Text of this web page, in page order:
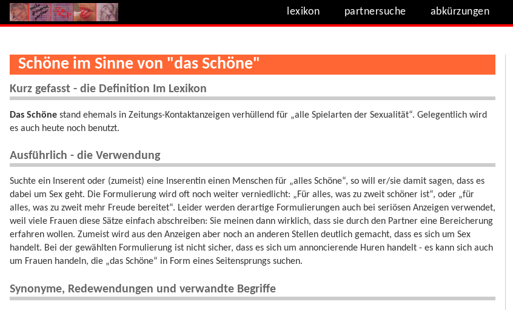
lexikon partnersuche abkürzungen
Schöne im Sinne von "das Schöne"
Kurz gefasst - die Definition Im Lexikon
Das Schöne stand ehemals in Zeitungs-Kontaktanzeigen verhüllend für „alle Spielarten der Sexualität“. Gelegentlich wird
es auch heute noch benutzt.
Ausführlich - die Verwendung
Suchte ein Inserent oder (zumeist) eine Inserentin einen Menschen für „alles Schöne“, so will er/sie damit sagen, dass es
dabei um Sex geht. Die Formulierung wird oft noch weiter verniedlicht: „Für alles, was zu zweit schöner ist“, oder „für
alles, was zu zweit mehr Freude bereitet“. Leider werden derartige Formulierungen auch bei seriösen Anzeigen verwendet,
weil viele Frauen diese Sätze einfach abschreiben: Sie meinen dann wirklich, dass sie durch den Partner eine Bereicherung
erfahren wollen. Zumeist wird aus den Anzeigen aber noch an anderen Stellen deutlich gemacht, dass es sich um Sex
handelt. Bei der gewählten Formulierung ist nicht sicher, dass es sich um annoncierende Huren handelt - es kann sich auch
um Frauen handeln, die „das Schöne“ in Form eines Seitensprungs suchen.
Synonyme, Redewendungen und verwandte Begriffe